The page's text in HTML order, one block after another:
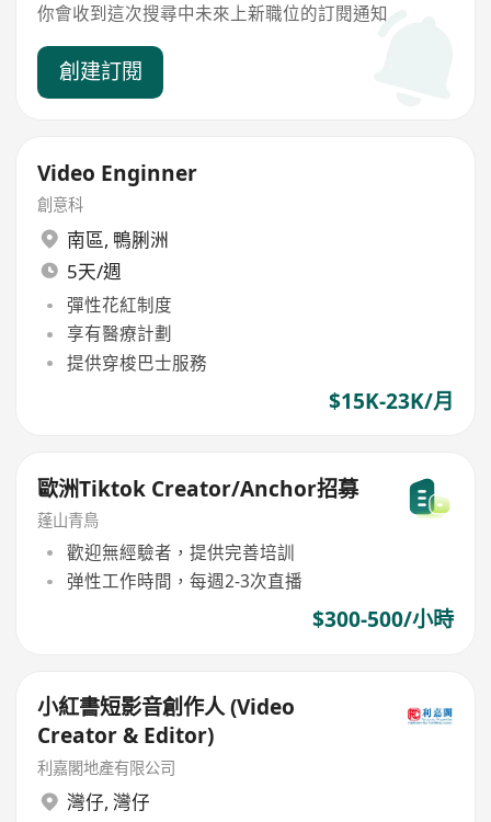
你會收到這次搜尋中未來上新職位的訂閱通知
創建訂閱
Video Enginner
創意科
南區, 鴨脷洲
5天/週
彈性花紅制度
享有醫療計劃
提供穿梭巴士服務
$15K-23K/月
歐洲Tiktok Creator/Anchor招募
蓬山青鳥
歡迎無經驗者，提供完善培訓
弹性工作時間，每週2-3次直播
$300-500/小時
小紅書短影音創作人 (Video
Creator & Editor)
利嘉閣地產有限公司
灣仔, 灣仔